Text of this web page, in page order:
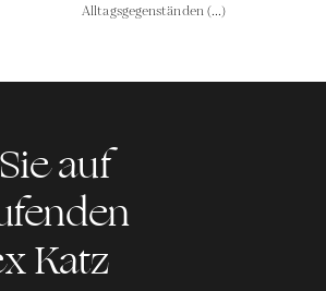
Alltagsgegenständen (...)
auf
Katz